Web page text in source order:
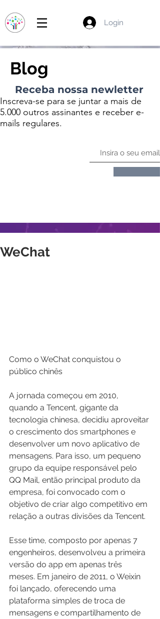
Login
Blog
Receba nossa newletter
Inscreva-se para se juntar a mais de
5.000 outros assinantes e receber e-
mails regulares.
WeChat
Como o WeChat conquistou o
público chinês
A jornada começou em 2010,
quando a Tencent, gigante da
tecnologia chinesa, decidiu aproveitar
o crescimento dos smartphones e
desenvolver um novo aplicativo de
mensagens. Para isso, um pequeno
grupo da equipe responsável pelo
QQ Mail, então principal produto da
empresa, foi convocado com o
objetivo de criar algo competitivo em
relação a outras divisões da Tencent.
Esse time, composto por apenas 7
engenheiros, desenvolveu a primeira
versão do app em apenas três
meses. Em janeiro de 2011, o Weixin
foi lançado, oferecendo uma
plataforma simples de troca de
mensagens e compartilhamento de